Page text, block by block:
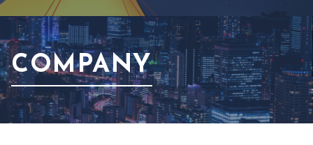
COMPANY